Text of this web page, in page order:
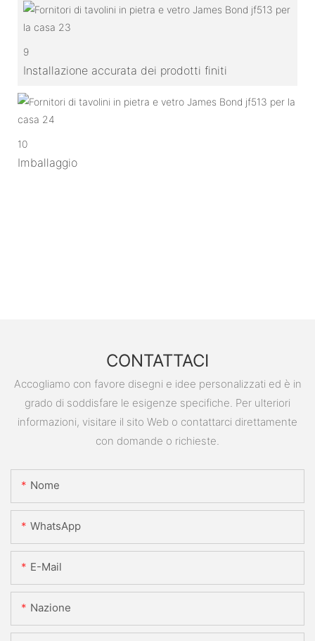
9
Installazione accurata dei prodotti finiti
10
Imballaggio
CONTATTACI
Accogliamo con favore disegni e idee personalizzati ed è in
grado di soddisfare le esigenze specifiche. Per ulteriori
informazioni, visitare il sito Web o contattarci direttamente
con domande o richieste.
Nome
WhatsApp
E-Mail
Nazione